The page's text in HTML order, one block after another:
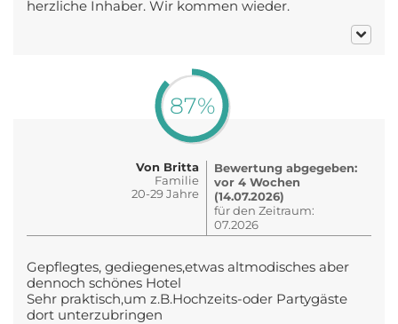
herzliche Inhaber. Wir kommen wieder.
87%
Von Britta
Familie
20-29 Jahre
Bewertung abgegeben:
vor 4 Wochen
(14.07.2026)
für den Zeitraum:
07.2026
Gepflegtes, gediegenes,etwas altmodisches aber
dennoch schönes Hotel
Sehr praktisch,um z.B.Hochzeits-oder Partygäste
dort unterzubringen